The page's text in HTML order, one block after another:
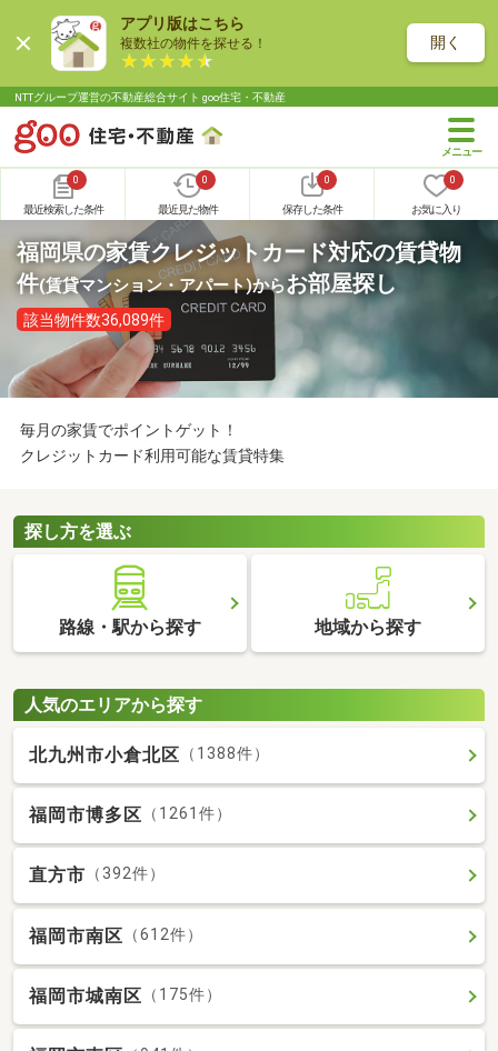
アプリ版はこちら
複数社の物件を探せる！ 開く
NTTグループ運営の不動産総合サイト goo住宅・不動産
0
最近検索した条件
0
最近見た物件
0
保存した条件
0
お気に入り
福岡県の家賃クレジットカード対応の賃貸物
件(賃貸マンション・アパート)からお部屋探し
該当物件数36,089件
毎月の家賃でポイントゲット！
クレジットカード利用可能な賃貸特集
探し方を選ぶ
路線・駅から探す 地域から探す
人気のエリアから探す
北九州市小倉北区 （1388件）
福岡市博多区 （1261件）
直方市 （392件）
福岡市南区 （612件）
福岡市城南区 （175件）